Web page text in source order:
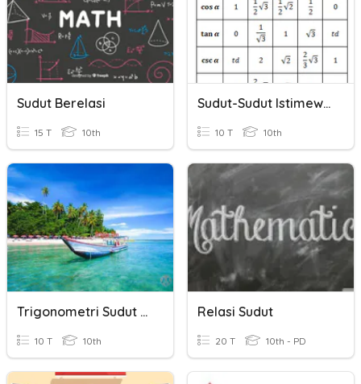
Sudut Berelasi
15 T 10th
Sudut-Sudut Istimewa Trigonometri
10 T 10th
Trigonometri Sudut Berelasi
10 T 10th
Relasi Sudut
20 T 10th - PD